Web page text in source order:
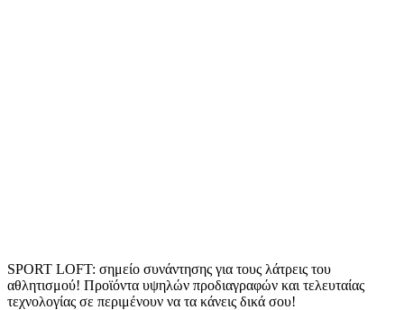
SPORT LOFT: σημείο συνάντησης για τους λάτρεις του
αθλητισμού! Προϊόντα υψηλών προδιαγραφών και τελευταίας
τεχνολογίας σε περιμένουν να τα κάνεις δικά σου!